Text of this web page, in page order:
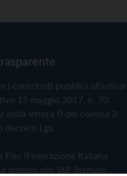
i contributi pubblici
15 maggio 2017, n. 70.
della lettera f) del comma 2
decreto Lgs.
(Federazione Italiana
aderito allo IAP (Istituto